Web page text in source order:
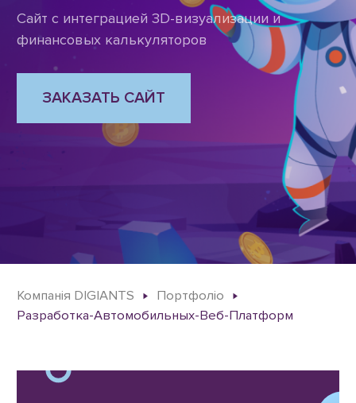
Сайт с интеграцией 3D-визуализации и
финансовых калькуляторов
ЗАКАЗАТЬ САЙТ
Компанія DIGIANTS
Портфоліо
Разработка-Автомобильных-Веб-Платформ